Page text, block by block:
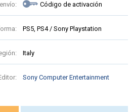
Código de activación
PS5, PS4 / Sony Playstation
Italy
Sony Computer Entertainment